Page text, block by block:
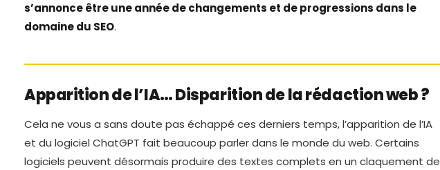
s’annonce être une année de changements et de progressions dans le
domaine du SEO.
Apparition de l’IA… Disparition de la rédaction web ?
Cela ne vous a sans doute pas échappé ces derniers temps, l’apparition de l’IA
et du logiciel ChatGPT fait beaucoup parler dans le monde du web. Certains
logiciels peuvent désormais produire des textes complets en un claquement de